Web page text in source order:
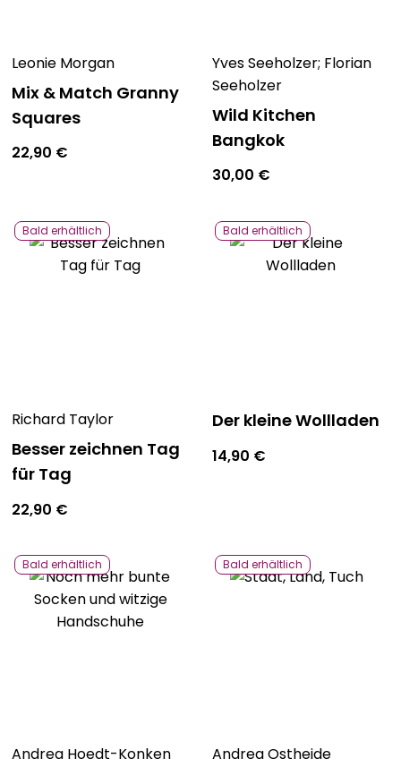
Leonie Morgan
Mix & Match Granny
Squares
22,90 €
Yves Seeholzer; Florian
Seeholzer
Wild Kitchen
Bangkok
30,00 €
Bald erhältlich
Richard Taylor
Besser zeichnen Tag
für Tag
22,90 €
Bald erhältlich
Der kleine Wollladen
14,90 €
Bald erhältlich
Andrea Hoedt-Konken
Bald erhältlich
Andrea Ostheide